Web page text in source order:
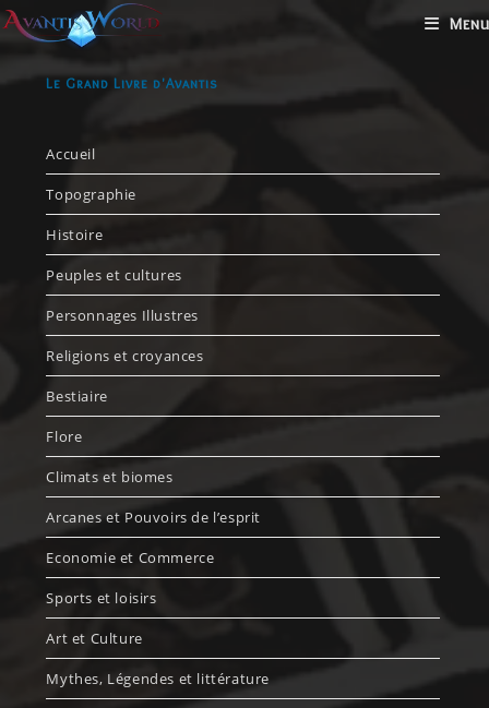
Menu
Le Grand Livre d'Avantis
Accueil
Topographie
Histoire
Peuples et cultures
Personnages Illustres
Religions et croyances
Bestiaire
Flore
Climats et biomes
Arcanes et Pouvoirs de l’esprit
Economie et Commerce
Sports et loisirs
Art et Culture
Mythes, Légendes et littérature